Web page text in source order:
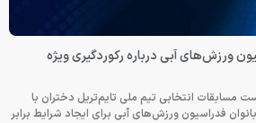
ورزش‌های آبی درباره رکوردگیری ویژه
مسابقات انتخابی تیم ملی تایم‌تریل دختران با
فدراسیون ورزش‌های آبی برای ایجاد شرایط برابر